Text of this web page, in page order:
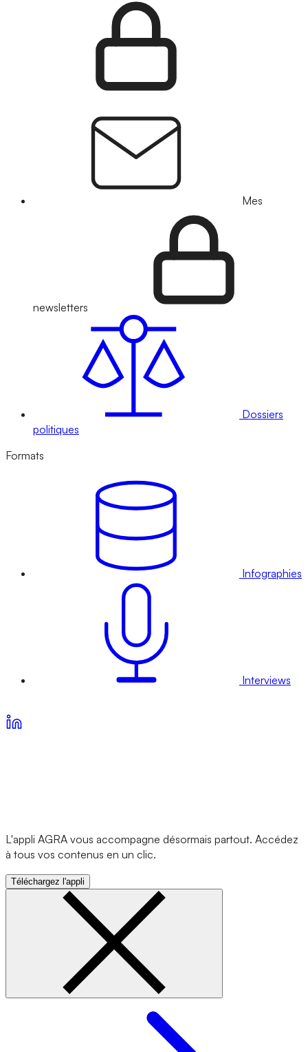
Mes
newsletters
Dossiers
politiques
Formats
Infographies
Interviews
L'appli AGRA vous accompagne désormais partout. Accédez
à tous vos contenus en un clic.
Téléchargez l'appli